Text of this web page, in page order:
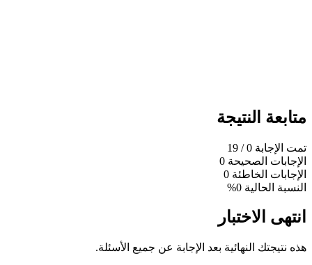
متابعة النتيجة
تمت الإجابة 0
/ 19
الإجابات الصحيحة 0
الإجابات الخاطئة 0
النسبة الحالية 0%
انتهى الاختبار
هذه نتيجتك النهائية بعد الإجابة عن جميع الأسئلة.